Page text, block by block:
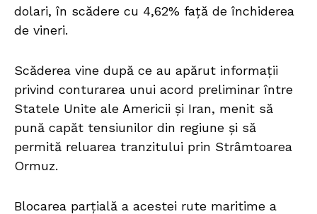
dolari, în scădere cu 4,62% față de închiderea
de vineri.
Scăderea vine după ce au apărut informații
privind conturarea unui acord preliminar între
Statele Unite ale Americii și Iran, menit să
pună capăt tensiunilor din regiune și să
permită reluarea tranzitului prin Strâmtoarea
Ormuz.
Blocarea parțială a acestei rute maritime a